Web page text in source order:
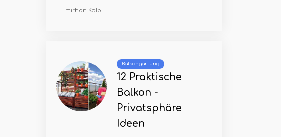
Emirhan Kolb
Balkongärtung
12 Praktische
Balkon -
Privatsphäre
Ideen